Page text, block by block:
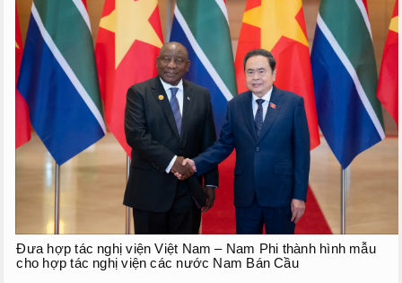
Đưa hợp tác nghị viện Việt Nam – Nam Phi thành hình mẫu
cho hợp tác nghị viện các nước Nam Bán Cầu